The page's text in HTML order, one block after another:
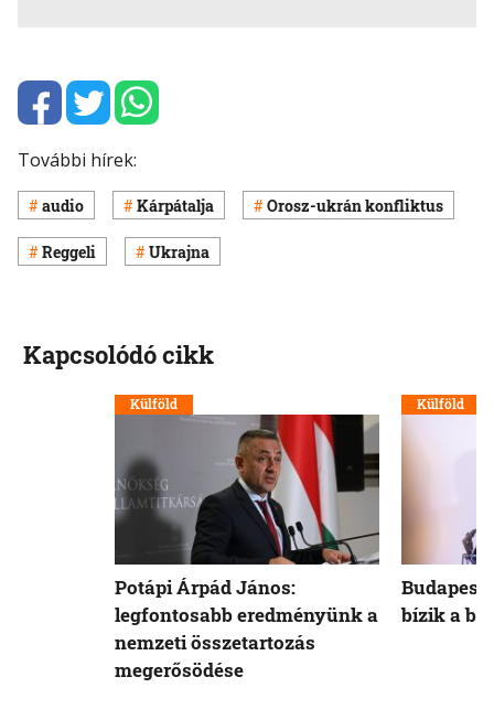
További hírek:
audio Kárpátalja Orosz-ukrán konfliktus
Reggeli Ukrajna
Kapcsolódó cikk
Külföld
Potápi Árpád János:
legfontosabb eredményünk a
nemzeti összetartozás
megerősödése
Külföld
Budapest
bízik a